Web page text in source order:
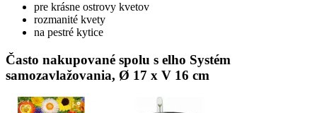
pre krásne ostrovy kvetov
rozmanité kvety
na pestré kytice
Často nakupované spolu s elho Systém
samozavlažovania, Ø 17 x V 16 cm